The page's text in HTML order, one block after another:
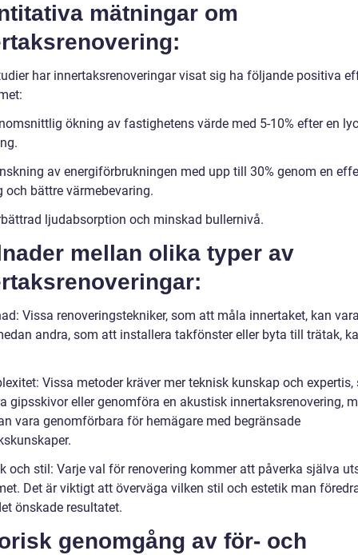
mätningar om
har innertaksrenoveringar visat sig ha följande positiva
ökning av fastighetens värde med 5-10% efter en
av energiförbrukningen med upp till 30% genom en
och bättre värmebevaring.
ljudabsorption och minskad bullernivå.
mellan olika typer av
Vissa renoveringstekniker, som att måla innertaket, kan
andra, som att installera takfönster eller byta till trätak,
Vissa metoder kräver mer teknisk kunskap och
gipsskivor eller genomföra en akustisk innertaksrenovering,
vara genomförbara för hemägare med begränsade
och stil: Varje val för renovering kommer att påverka själva
Det är viktigt att överväga vilken stil och estetik man
önskade resultatet.
genomgång av för- och